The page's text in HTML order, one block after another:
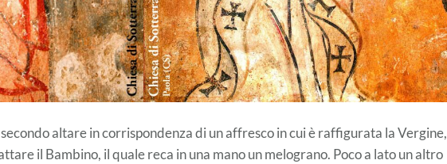
altare in corrispondenza di un affresco in cui è raffigurata la Vergine,
il Bambino, il quale reca in una mano un melograno. Poco a lato un altro